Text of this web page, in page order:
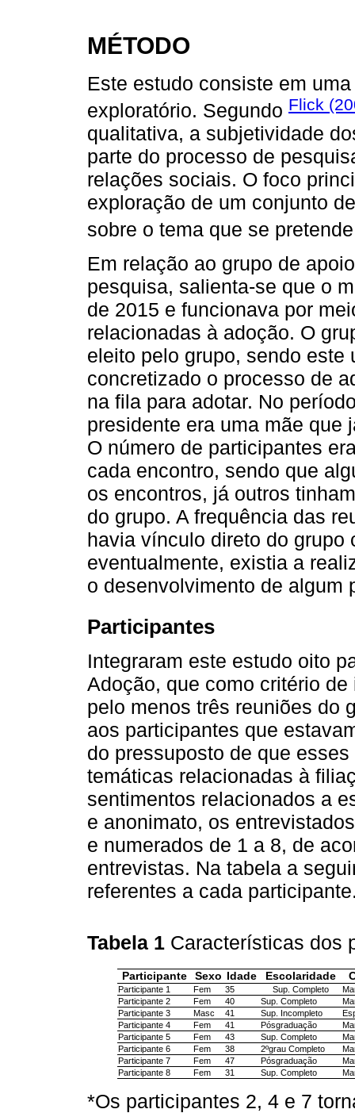
MÉTODO
Este estudo consiste em
exploratório. Segundo Flick
qualitativa, a subjetividade
parte do processo de
relações sociais. O foco
exploração de um conjunto
sobre o tema que se
Em relação ao grupo de
pesquisa, salienta-se que o
de 2015 e funcionava por
relacionadas à adoção. O
eleito pelo grupo, sendo este
concretizado o processo de
na fila para adotar. No
presidente era uma mãe que
O número de participantes
cada encontro, sendo que
os encontros, já outros
do grupo. A frequência das
havia vínculo direto do grupo
eventualmente, existia a
o desenvolvimento de algum
Participantes
Integraram este estudo oito
Adoção, que como critério
pelo menos três reuniões do
aos participantes que
do pressuposto de que
temáticas relacionadas à
sentimentos relacionados a
e anonimato, os
e numerados de 1 a 8, de
entrevistas. Na tabela a
referentes a cada
Tabela 1 Características dos
Participante Sexo Idade Escolaridade
Participante 1 Fem 35 Sup. Completo
Participante 2
Fem 40 Sup. Completo
Participante 3
Masc 41 Sup. Incompleto
Participante 4
Fem 41 Pósgraduação
Participante 5
Fem 43 Sup. Completo
Participante 6
Fem 38 2ºgrau Completo
Participante 7
Fem 47 Pósgraduação
Participante 8
Fem 31 Sup. Completo
*Os participantes 2, 4 e 7